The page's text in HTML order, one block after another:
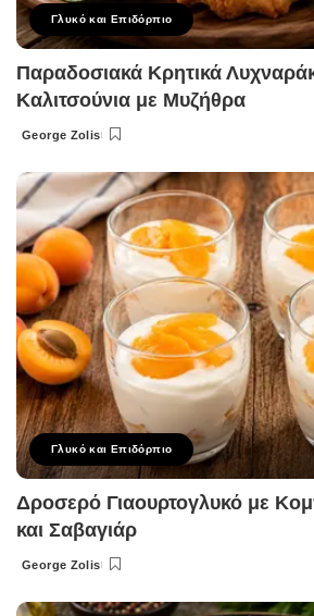
Γλυκό και Επιδόρπιο
Παραδοσιακά Κρητικά
Καλιτσούνια με Μυζήθρα
Posted
George Zolis
Γλυκό και Επιδόρπιο
Δροσερό Γιαουρτογλυκό με
και Σαβαγιάρ
Posted
George Zolis